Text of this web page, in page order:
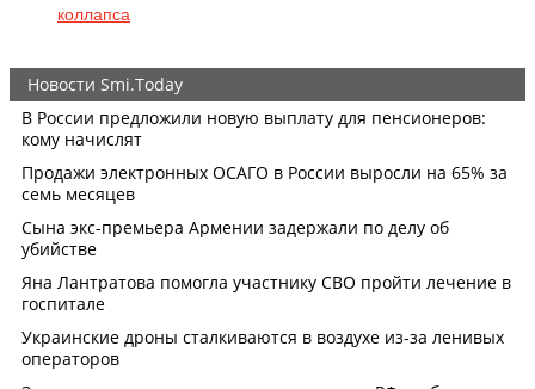
коллапса